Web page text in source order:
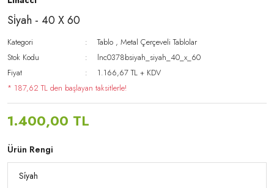
Si̇yah - 40 X 60
Kategori Tablo ,Metal Çerçeveli Tablolar
Stok Kodu
lnc0378bsiyah_siyah_40_x_60
Fiyat
1.166,67 TL + KDV
* 187,62 TL den başlayan taksitlerle!
1.400,00 TL
Ürün Rengi